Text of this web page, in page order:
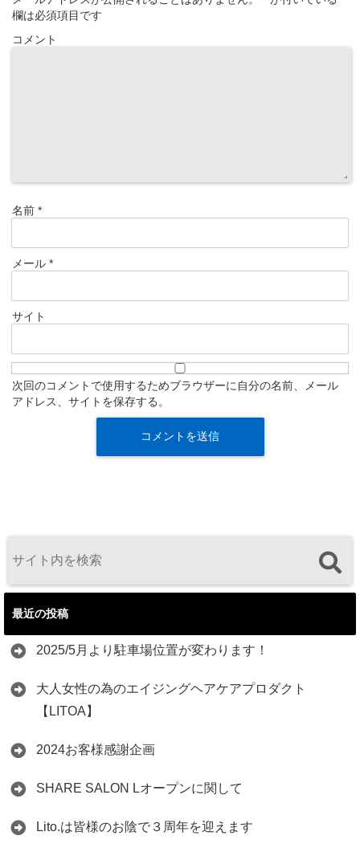
欄は必須項目です
コメント
名前 *
メール *
サイト
次回のコメントで使用するためブラウザーに自分の名前、メール
アドレス、サイトを保存する。
最近の投稿
2025/5月より駐車場位置が変わります！
大人女性の為のエイジングヘアケアプロダクト
【LITOA】
2024お客様感謝企画
SHARE SALON Lオープンに関して
Lito.は皆様のお陰で３周年を迎えます